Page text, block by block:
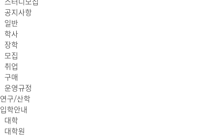
공지사항
일반
학사
장학
모집
취업
구매
운영규정
연구/산학
입학안내
대학
대학원